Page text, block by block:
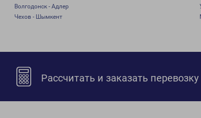
Волгодонск - Адлер
Чехов - Шымкент
Рассчитать и заказать перевозку